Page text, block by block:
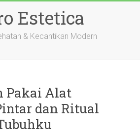
Estetica
& Kecantikan Modern
Pakai Alat
dan Ritual